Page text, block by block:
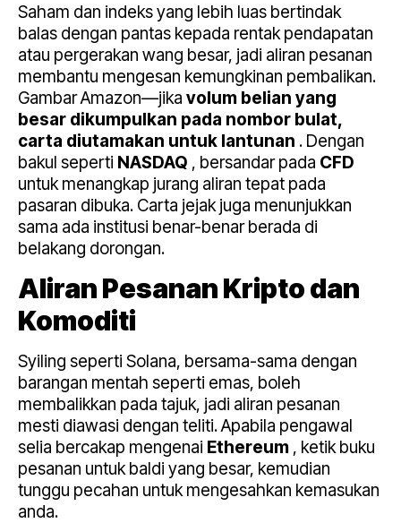
Saham dan indeks yang lebih luas bertindak
balas dengan pantas kepada rentak pendapatan
atau pergerakan wang besar, jadi aliran pesanan
membantu mengesan kemungkinan pembalikan.
Gambar Amazon—jika volum belian yang
besar dikumpulkan pada nombor bulat,
carta diutamakan untuk lantunan . Dengan
bakul seperti NASDAQ , bersandar pada CFD
untuk menangkap jurang aliran tepat pada
pasaran dibuka. Carta jejak juga menunjukkan
sama ada institusi benar-benar berada di
belakang dorongan.
Aliran Pesanan Kripto dan
Komoditi
Syiling seperti Solana, bersama-sama dengan
barangan mentah seperti emas, boleh
membalikkan pada tajuk, jadi aliran pesanan
mesti diawasi dengan teliti. Apabila pengawal
selia bercakap mengenai Ethereum , ketik buku
pesanan untuk baldi yang besar, kemudian
tunggu pecahan untuk mengesahkan kemasukan
anda.